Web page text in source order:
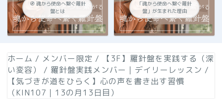
🧭 魂から使命へ繋ぐ羅針
盤とは
「魂から使命へ繋ぐ羅針
盤」が生まれた理由
ホーム / メンバー限定 /
【3F】羅針盤を実践する（深
い変容）
/ 羅針盤実践メンバー｜デイリーレッスン /
【気づきが道をひらく】心の声を書き出す習慣
（KIN107｜13の月13日目）